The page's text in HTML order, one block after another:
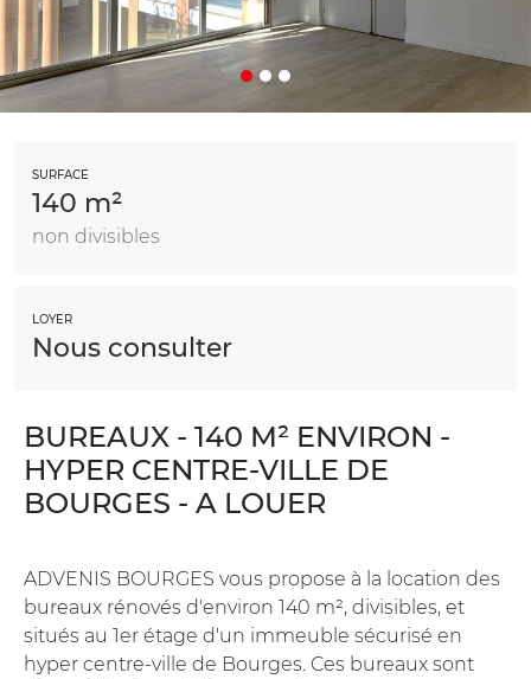
SURFACE
140 m²
non divisibles
LOYER
Nous consulter
BUREAUX - 140 M² ENVIRON -
HYPER CENTRE-VILLE DE
BOURGES - A LOUER
ADVENIS BOURGES vous propose à la location des
bureaux rénovés d'environ 140 m², divisibles, et
situés au 1er étage d'un immeuble sécurisé en
hyper centre-ville de Bourges. Ces bureaux sont